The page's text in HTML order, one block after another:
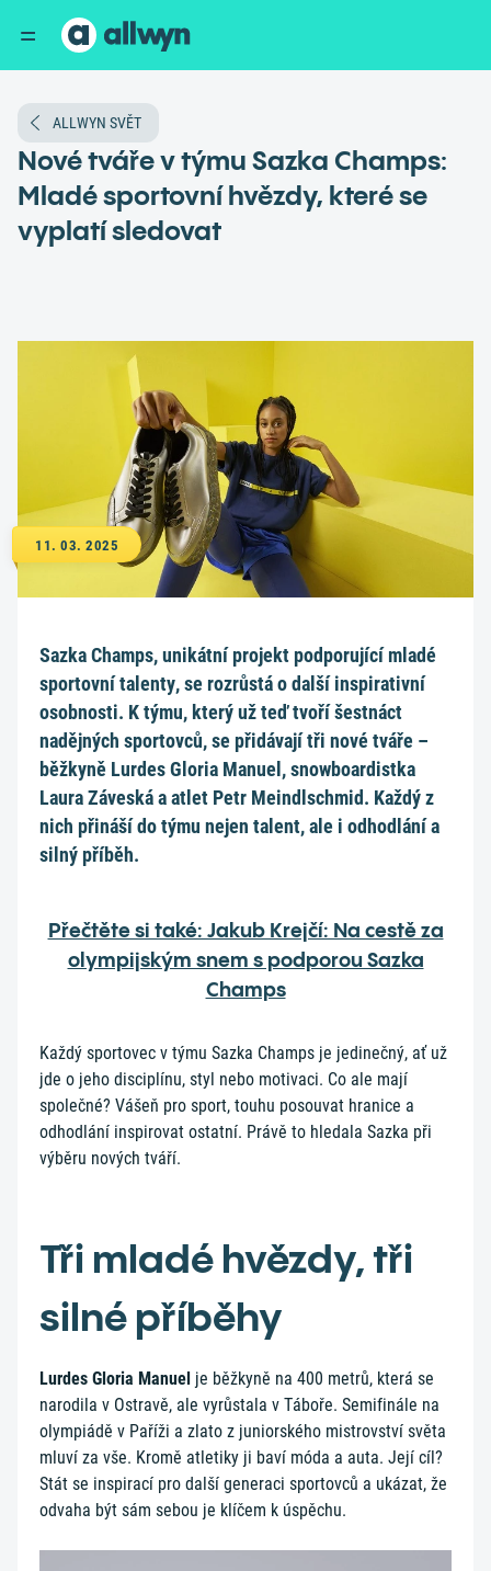
ALLWYN SVĚT
Nové tváře v týmu Sazka Champs:
Mladé sportovní hvězdy, které se
vyplatí sledovat
11. 03. 2025
Sazka Champs, unikátní projekt podporující mladé
sportovní talenty, se rozrůstá o další inspirativní
osobnosti. K týmu, který už teď tvoří šestnáct
nadějných sportovců, se přidávají tři nové tváře –
běžkyně Lurdes Gloria Manuel, snowboardistka
Laura Záveská a atlet Petr Meindlschmid. Každý z
nich přináší do týmu nejen talent, ale i odhodlání a
silný příběh.
Přečtěte si také: Jakub Krejčí: Na cestě za
olympijským snem s podporou Sazka
Champs
Každý sportovec v týmu Sazka Champs je jedinečný, ať už
jde o jeho disciplínu, styl nebo motivaci. Co ale mají
společné? Vášeň pro sport, touhu posouvat hranice a
odhodlání inspirovat ostatní. Právě to hledala Sazka při
výběru nových tváří.
Tři mladé hvězdy, tři
silné příběhy
Lurdes Gloria Manuel je běžkyně na 400 metrů, která se
narodila v Ostravě, ale vyrůstala v Táboře. Semifinále na
olympiádě v Paříži a zlato z juniorského mistrovství světa
mluví za vše. Kromě atletiky ji baví móda a auta. Její cíl?
Stát se inspirací pro další generaci sportovců a ukázat, že
odvaha být sám sebou je klíčem k úspěchu.